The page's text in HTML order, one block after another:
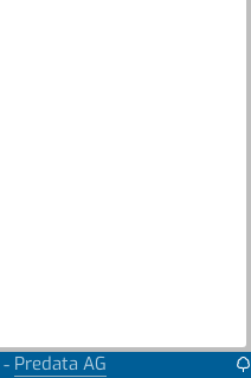
- Predata AG